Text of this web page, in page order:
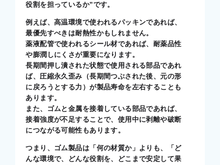
役割を担っているか”です。
例えば、高温環境で使われるパッキンであれば、
最優先すべきは耐熱性かもしれません。
薬液配管で使われるシール材であれば、耐薬品性
や膨潤しにくさが重要になります。
長期間押し潰された状態で使用される部品であれ
ば、圧縮永久歪み（長期間つぶされた後、元の形
に戻ろうとする力）が製品寿命を左右することも
あります。
また、ゴムと金属を接着している部品であれば、
接着強度が不足することで、使用中に剥離や破断
につながる可能性もあります。
つまり、ゴム製品は「何の材質か」よりも、「ど
んな環境で、どんな役割を、どこまで安定して果